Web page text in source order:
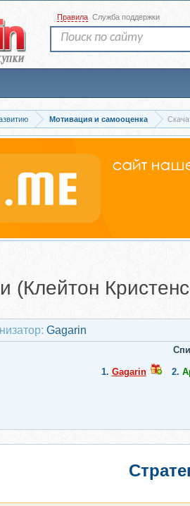
Правила Служба поддержки
Мотивация и самооценка
(Клейтон
Gagarin
1. Gagarin 2.